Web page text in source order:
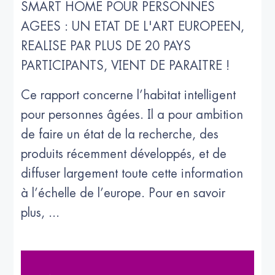
SMART HOME POUR PERSONNES
AGEES : UN ETAT DE L'ART EUROPEEN,
REALISE PAR PLUS DE 20 PAYS
PARTICIPANTS, VIENT DE PARAITRE !
Ce rapport concerne l’habitat intelligent
pour personnes âgées. Il a pour ambition
de faire un état de la recherche, des
produits récemment développés, et de
diffuser largement toute cette information
à l’échelle de l’europe. Pour en savoir
plus, ...